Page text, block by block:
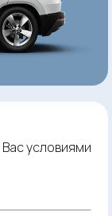
условиями